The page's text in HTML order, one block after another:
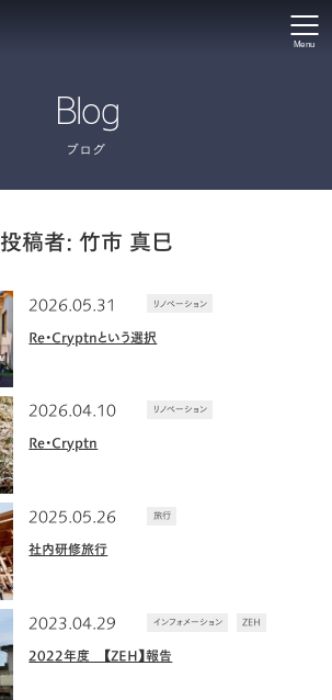
Menu
Blog
ブログ
投稿者: 竹市 真巳
Re・Cryptnという選択
リノベーション
2026.05.31
Re・Cryptn
リノベーション
2026.04.10
社内研修旅行
旅行
2025.05.26
2022年度 【ZEH】報告
インフォメーション ZEH
2023.04.29